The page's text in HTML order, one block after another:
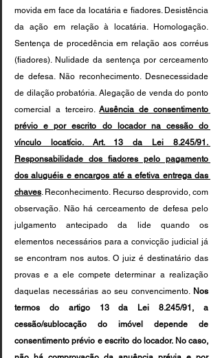
movida em face da locatária e fiadores. Desistência
da ação em relação à locatária. Homologação.
Sentença de procedência em relação aos corréus
(fiadores). Nulidade da sentença por cerceamento
de defesa. Não reconhecimento. Desnecessidade
de dilação probatória. Alegação de venda do ponto
comercial a terceiro. Ausência de consentimento
prévio e por escrito do locador na cessão do
vínculo locatício. Art. 13 da Lei 8.245/91.
Responsabilidade dos fiadores pelo pagamento
dos aluguéis e encargos até a efetiva entrega das
chaves. Reconhecimento. Recurso desprovido, com
observação. Não há cerceamento de defesa pelo
julgamento antecipado da lide quando os
elementos necessários para a convicção judicial já
se encontram nos autos. O juiz é destinatário das
provas e a ele compete determinar a realização
daquelas necessárias ao seu convencimento. Nos
termos do artigo 13 da Lei 8.245/91, a
cessão/sublocação do imóvel depende de
consentimento prévio e escrito do locador. No caso,